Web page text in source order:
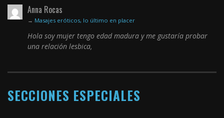
Anna Rocas
→ Masajes eróticos, lo último en placer
Hola soy mujer tengo edad madura y me gustaría probar
una relación lesbica,
SECCIONES ESPECIALES